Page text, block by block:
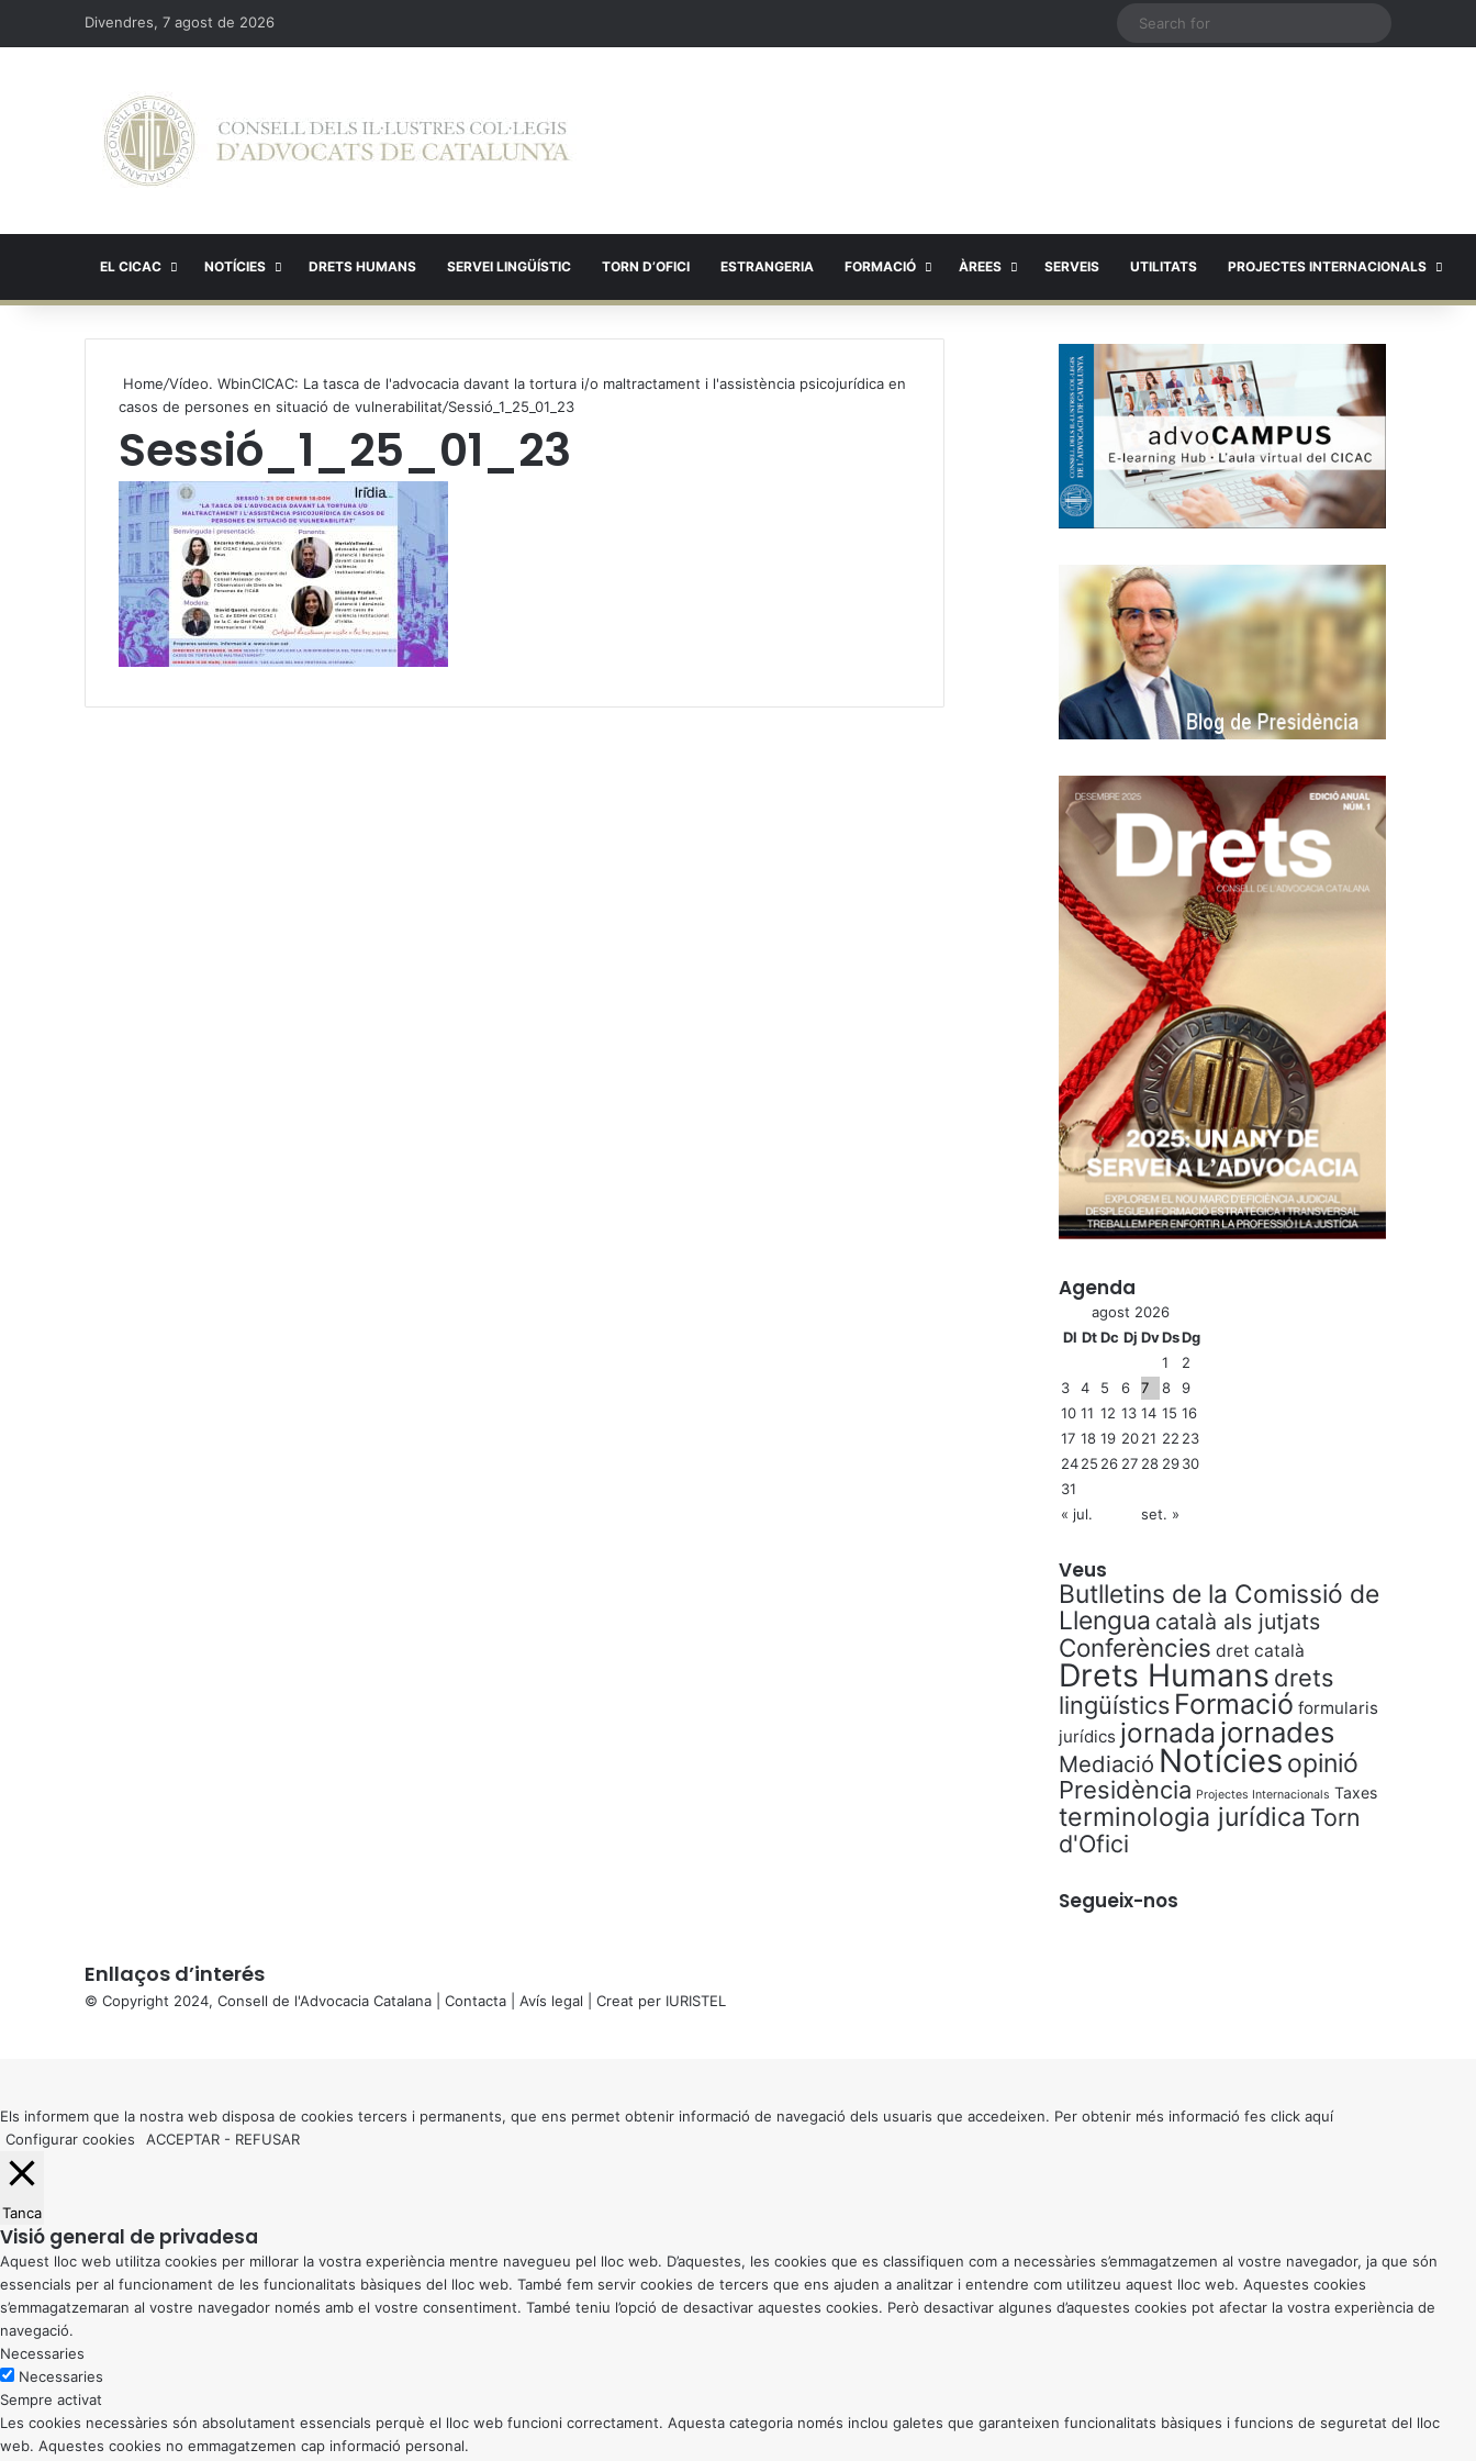
Divendres, 7 agost de 2026
EL CICAC NOTÍCIES DRETS HUMANS SERVEI LINGÜÍSTIC TORN D’OFICI ESTRANGERIA FORMACIÓ ÀREES SERVEIS UTILITATS PROJECTES INTERNACIONALS
Home/Vídeo. WbinCICAC: La tasca de l'advocacia davant la tortura i/o maltractament i l'assistència psicojurídica en
casos de persones en situació de vulnerabilitat/Sessió_1_25_01_23
Sessió_1_25_01_23
Agenda
agost 2026
Dl Dt Dc Dj DvDsDg
1
2
3
4 5 6 7 8
9
10 11 12 13 14 15 16
17 18 19 2021 22 23
2425 26 27 28 2930
31
« jul.
set. »
Veus
Butlletins de la Comissió de
Llengua català als jutjats
Conferències dret català
Drets Humans drets
lingüístics Formació formularis
jurídics jornada jornades
Mediació Notícies opinió
Presidència Projectes Internacionals Taxes
terminologia jurídica Torn
d'Ofici
Segueix-nos
Enllaços d’interés
© Copyright 2024, Consell de l'Advocacia Catalana | Contacta Avís legal | Creat per IURISTEL
button
Els informem que la nostra web disposa de cookies tercers i permanents, que ens permet obtenir informació de navegació dels usuaris que accedeixen. Per obtenir més informació fes click aquí
Configurar cookies
ACCEPTAR - REFUSAR
Tanca
Visió general de privadesa
Aquest lloc web utilitza cookies per millorar la vostra experiència mentre navegueu pel lloc web. D’aquestes, les cookies que es classifiquen com a necessàries s’emmagatzemen al vostre navegador, ja que són
essencials per al funcionament de les funcionalitats bàsiques del lloc web. També fem servir cookies de tercers que ens ajuden a analitzar i entendre com utilitzeu aquest lloc web. Aquestes cookies
s’emmagatzemaran al vostre navegador només amb el vostre consentiment. També teniu l’opció de desactivar aquestes cookies. Però desactivar algunes d’aquestes cookies pot afectar la vostra experiència de
navegació.
Necessaries
Necessaries
Sempre activat
Les cookies necessàries són absolutament essencials perquè el lloc web funcioni correctament. Aquesta categoria només inclou galetes que garanteixen funcionalitats bàsiques i funcions de seguretat del lloc
web. Aquestes cookies no emmagatzemen cap informació personal.